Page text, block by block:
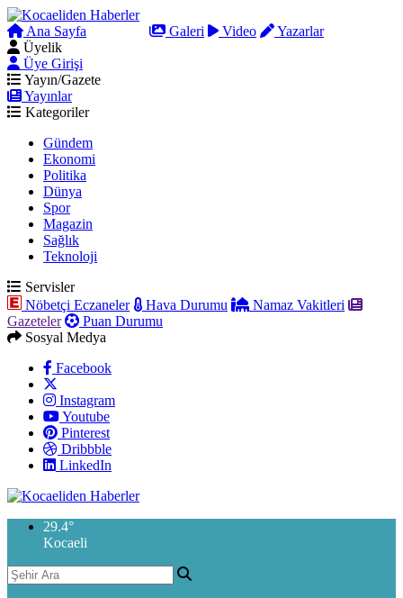
Ana Sayfa Galeri Video
Yazarlar
Üyelik
Üye Girişi
Yayın/Gazete
Yayınlar
Kategoriler
Gündem
Ekonomi
Politika
Dünya
Spor
Magazin
Sağlık
Teknoloji
Servisler
Nöbetçi Eczaneler
Hava Durumu
Namaz Vakitleri
Gazeteler
Puan Durumu
Sosyal Medya
Facebook
Instagram
Youtube
Pinterest
Dribbble
LinkedIn
29.4°
Kocaeli